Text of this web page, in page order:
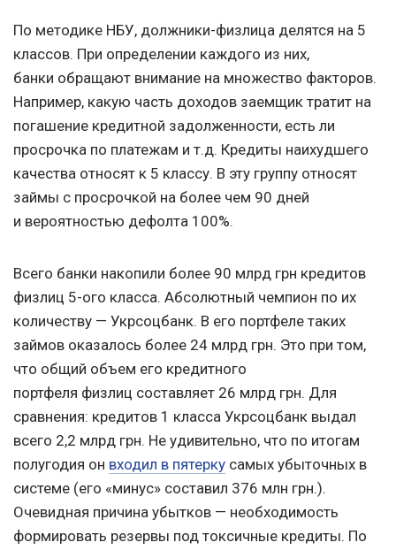
По методике НБУ, должники-физлица делятся на 5
классов. При определении каждого из них,
банки обращают внимание на множество факторов.
Например, какую часть доходов заемщик тратит на
погашение кредитной задолженности, есть ли
просрочка по платежам и т.д. Кредиты наихудшего
качества относят к 5 классу. В эту группу относят
займы с просрочкой на более чем 90 дней
и вероятностью дефолта 100%.
Всего банки накопили более 90 млрд грн кредитов
физлиц 5-ого класса. Абсолютный чемпион по их
количеству — Укрсоцбанк. В его портфеле таких
займов оказалось более 24 млрд грн. Это при том,
что общий объем его кредитного
портфеля физлиц составляет 26 млрд грн. Для
сравнения: кредитов 1 класса Укрсоцбанк выдал
всего 2,2 млрд грн. Не удивительно, что по итогам
полугодия он входил в пятерку самых убыточных в
системе (его «минус» составил 376 млн грн.).
Очевидная причина убытков — необходимость
формировать резервы под токсичные кредиты. По